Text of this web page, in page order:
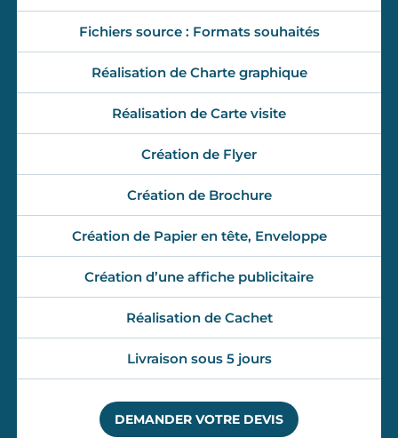
Fichiers source : Formats souhaités
Réalisation de Charte graphique
Réalisation de Carte visite
Création de Flyer
Création de Brochure
Création de Papier en tête, Enveloppe
Création d’une affiche publicitaire
Réalisation de Cachet
Livraison sous 5 jours
DEMANDER VOTRE DEVIS